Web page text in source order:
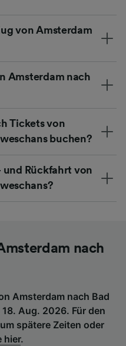
von Amsterdam
Amsterdam nach
Tickets von
buchen?
und Rückfahrt von
nach
Amsterdam nach Bad
Aug. 2026. Für den
spätere Zeiten oder
hier.